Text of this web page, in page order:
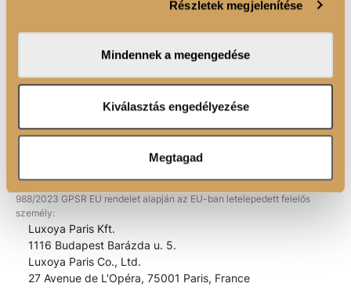
valamint weboldalforgalmunk elemzéséhez. Ezenkívül
adatait, akik kombinálhatják az adatokat más olyan
adatokkal, amelyeket Ön adott meg számukra vagy az
Ön által használt más szolgáltatásokból gyűjtöttek.
Részletek megjelenítése
Mindennek a megengedése
Kiválasztás engedélyezése
Megtagad
988/2023 GPSR EU rendelet alapján az EU-ban letelepedett felelős
személy:
Luxoya Paris Kft.
1116 Budapest Barázda u. 5.
Luxoya Paris Co., Ltd.
27 Avenue de L'Opéra, 75001 Paris, France